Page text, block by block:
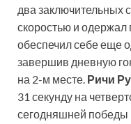
два заключительных
скоростью и одержал
обеспечил себе еще
завершив дневную
на 2-м месте. Ричи
31 секунду на
сегодняшней победы